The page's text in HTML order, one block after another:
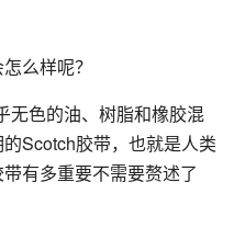
么样呢？
无色的油、树脂和橡胶混
Scotch胶带，也就是人类
有多重要不需要赘述了